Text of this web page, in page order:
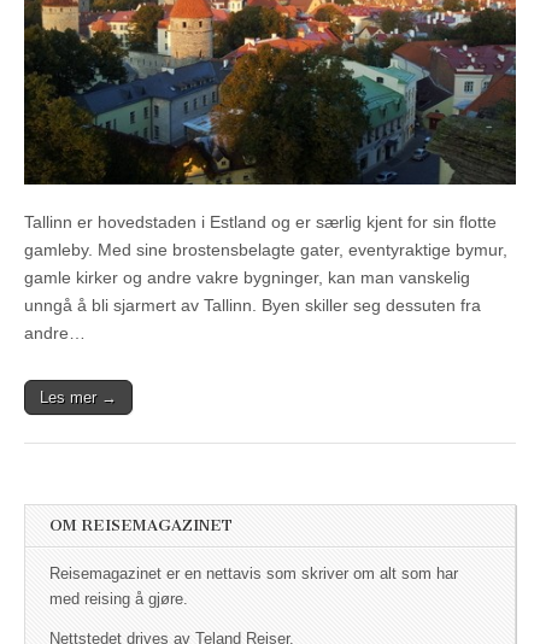
Tallinn er hovedstaden i Estland og er særlig kjent for sin flotte
gamleby. Med sine brostensbelagte gater, eventyraktige bymur,
gamle kirker og andre vakre bygninger, kan man vanskelig
unngå å bli sjarmert av Tallinn. Byen skiller seg dessuten fra
andre…
Les mer →
OM REISEMAGAZINET
Reisemagazinet er en nettavis som skriver om alt som har
med reising å gjøre.
Nettstedet drives av Teland Reiser.